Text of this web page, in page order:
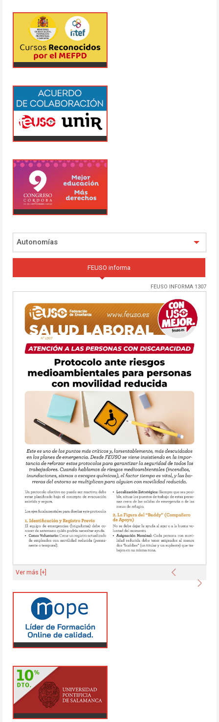
Autonomías
FEUSO informa
FEUSO INFORMA 1307
Anterior
Ver más [+]